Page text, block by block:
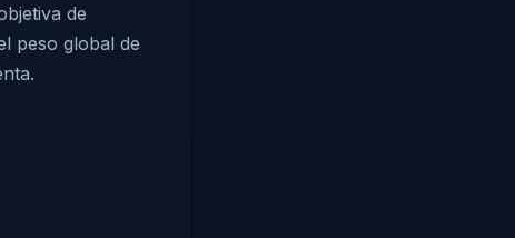
de
peso global de